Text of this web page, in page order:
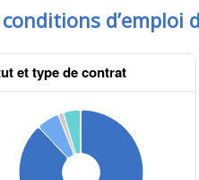
conditions d’emploi
et type de contrat